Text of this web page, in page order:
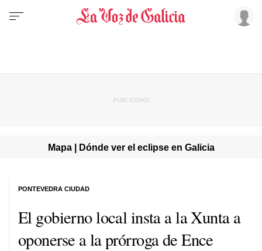
Mapa | Dónde ver el eclipse en Galicia
El gobierno local insta a la Xunta a
oponerse a la prórroga de Ence
PONTEVEDRA CIUDAD